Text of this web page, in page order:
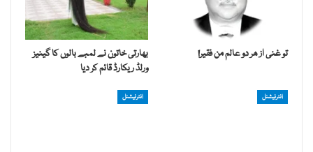
تو غنی از ھر دو عالم من فقیر!
بھارتی خاتون نے لمبے بالوں کا گینیز
ورلڈ ریکارڈ قائم کر دیا
انٹرنیشنل انٹرنیشنل